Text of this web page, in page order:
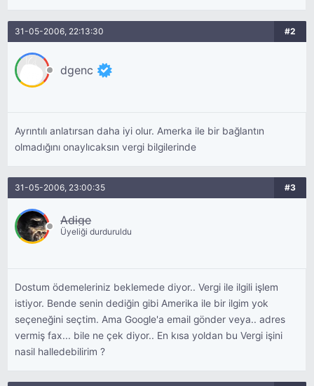
31-05-2006, 22:13:30 #2
dgenc
Ayrıntılı anlatırsan daha iyi olur. Amerka ile bir bağlantın
olmadığını onaylıcaksın vergi bilgilerinde
31-05-2006, 23:00:35 #3
Adige
Üyeliği durduruldu
Dostum ödemeleriniz beklemede diyor.. Vergi ile ilgili işlem
istiyor. Bende senin dediğin gibi Amerika ile bir ilgim yok
seçeneğini seçtim. Ama Google'a email gönder veya.. adres
vermiş fax... bile ne çek diyor.. En kısa yoldan bu Vergi işini
nasil halledebilirim ?